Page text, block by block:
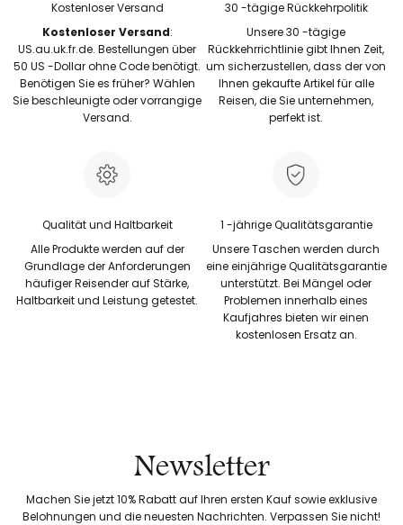
Kostenloser Versand
Kostenloser Versand:
US.au.uk.fr.de. Bestellungen über
50 US -Dollar ohne Code benötigt.
Benötigen Sie es früher? Wählen
Sie beschleunigte oder vorrangige
Versand.
30 -tägige Rückkehrpolitik
Unsere 30 -tägige
Rückkehrrichtlinie gibt Ihnen Zeit,
um sicherzustellen, dass der von
Ihnen gekaufte Artikel für alle
Reisen, die Sie unternehmen,
perfekt ist.
Qualität und Haltbarkeit
Alle Produkte werden auf der
Grundlage der Anforderungen
häufiger Reisender auf Stärke,
Haltbarkeit und Leistung getestet.
1 -jährige Qualitätsgarantie
Unsere Taschen werden durch
eine einjährige Qualitätsgarantie
unterstützt. Bei Mängel oder
Problemen innerhalb eines
Kaufjahres bieten wir einen
kostenlosen Ersatz an.
Newsletter
Machen Sie jetzt 10% Rabatt auf Ihren ersten Kauf sowie exklusive
Belohnungen und die neuesten Nachrichten. Verpassen Sie nicht!